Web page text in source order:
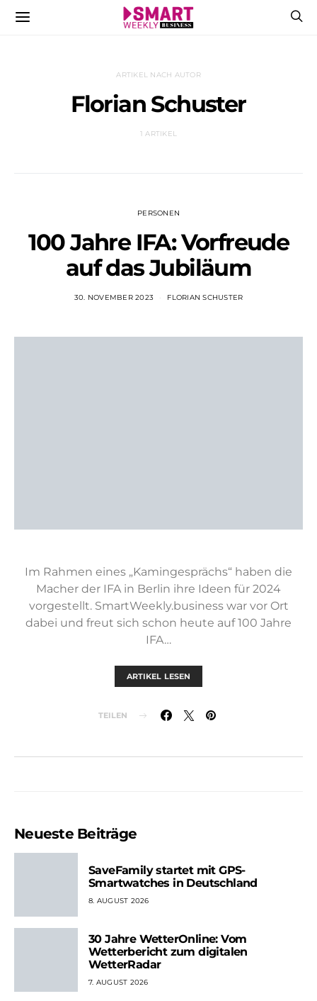
ARTIKEL NACH AUTOR
Florian Schuster
1 ARTIKEL
PERSONEN
100 Jahre IFA: Vorfreude
auf das Jubiläum
30. NOVEMBER 2023 FLORIAN SCHUSTER
Im Rahmen eines „Kamingesprächs“ haben die
Macher der IFA in Berlin ihre Ideen für 2024
vorgestellt. SmartWeekly.business war vor Ort
dabei und freut sich schon heute auf 100 Jahre
IFA…
ARTIKEL LESEN
TEILEN
Neueste Beiträge
SaveFamily startet mit GPS-
Smartwatches in Deutschland
8. AUGUST 2026
30 Jahre WetterOnline: Vom
Wetterbericht zum digitalen
WetterRadar
7. AUGUST 2026